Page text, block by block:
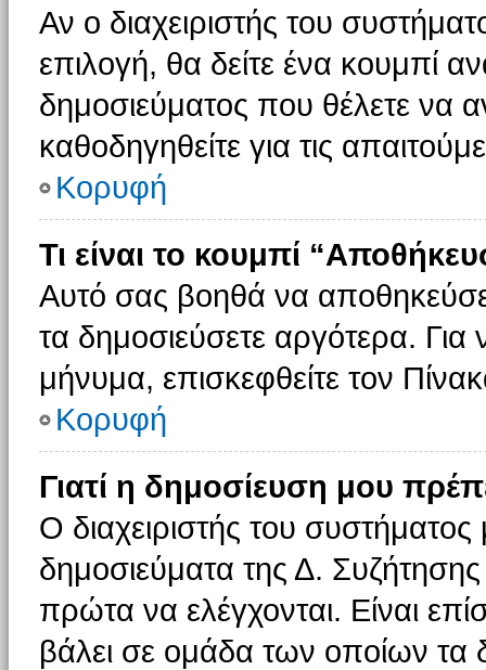
Αν ο διαχειριστής του
επιλογή, θα δείτε ένα κουμπί
δημοσιεύματος που θέλετε να
καθοδηγηθείτε για τις
Κορυφή
Τι είναι το κουμπί
Αυτό σας βοηθά να
τα δημοσιεύσετε αργότερα.
μήνυμα, επισκεφθείτε τον
Κορυφή
Γιατί η δημοσίευση μου
Ο διαχειριστής του συστήματος
δημοσιεύματα της Δ.
πρώτα να ελέγχονται. Είναι
βάλει σε ομάδα των οποίων τα